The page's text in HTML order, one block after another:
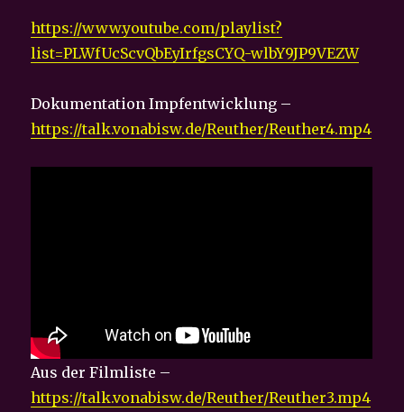
https://www.youtube.com/playlist?
list=PLWfUcScvQbEyIrfgsCYQ-wlbY9JP9VEZW
Dokumentation Impfentwicklung –
https://talk.vonabisw.de/Reuther/Reuther4.mp4
Aus der Filmliste –
https://talk.vonabisw.de/Reuther/Reuther3.mp4